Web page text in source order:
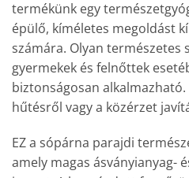
termékünk egy
épülő, kíméletes megoldást
számára. Olyan természetes
gyermekek és felnőttek
biztonságosan
hűtésről vagy a közérzet
EZ a sópárna parajdi
amely magas ásványianyag-